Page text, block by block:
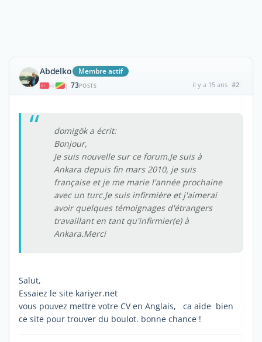
Abdelko Membre actif
| 73POSTS il y a 15 ans #2
domigök a écrit:
Bonjour,
Je suis nouvelle sur ce forum.Je suis à
Ankara depuis fin mars 2010, je suis
française et je me marie l'année prochaine
avec un turc.Je suis infirmière et j'aimerai
avoir quelques témoignages d'étrangers
travaillant en tant qu'infirmier(e) à
Ankara.Merci
Salut,
Essaiez le site kariyer.net
vous pouvez mettre votre CV en Anglais, ca aide bien
ce site pour trouver du boulot. bonne chance !